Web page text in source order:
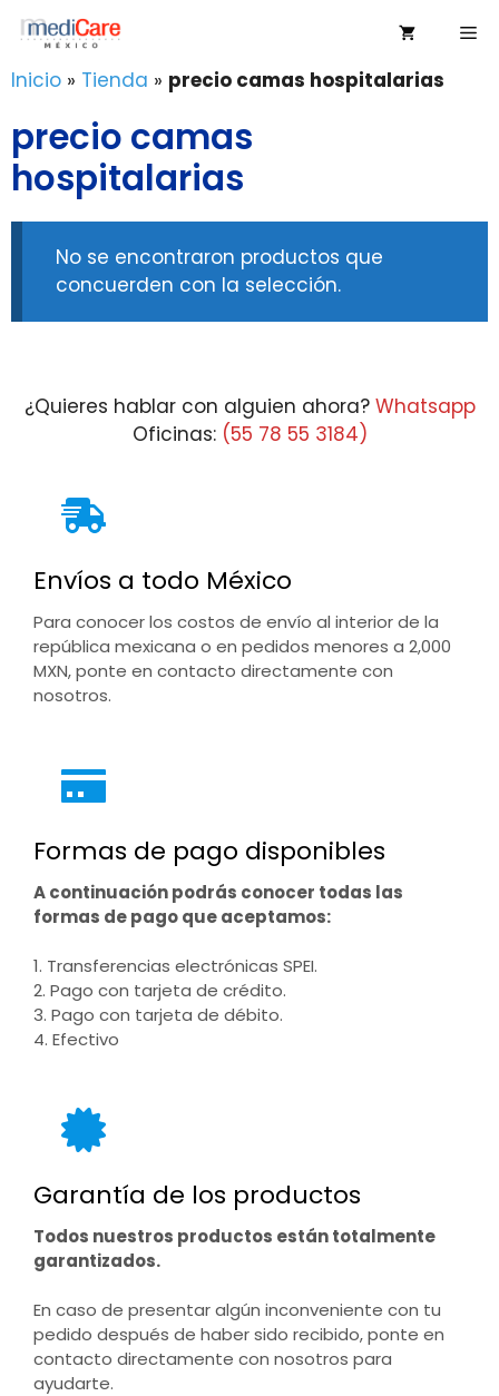
Saltar
contenido
Inicio » Tienda » precio camas hospitalarias
precio camas
hospitalarias
No se encontraron productos que
concuerden con la selección.
¿Quieres hablar con alguien ahora? Whatsapp
Oficinas: (55 78 55 3184)
Envíos a todo México
Para conocer los costos de envío al interior de la
república mexicana o en pedidos menores a 2,000
MXN, ponte en contacto directamente con
nosotros.
Formas de pago disponibles
A continuación podrás conocer todas las
formas de pago que aceptamos:
1. Transferencias electrónicas SPEI.
2. Pago con tarjeta de crédito.
3. Pago con tarjeta de débito.
4. Efectivo
Garantía de los productos
Todos nuestros productos están totalmente
garantizados.
En caso de presentar algún inconveniente con tu
pedido después de haber sido recibido, ponte en
contacto directamente con nosotros para
ayudarte.